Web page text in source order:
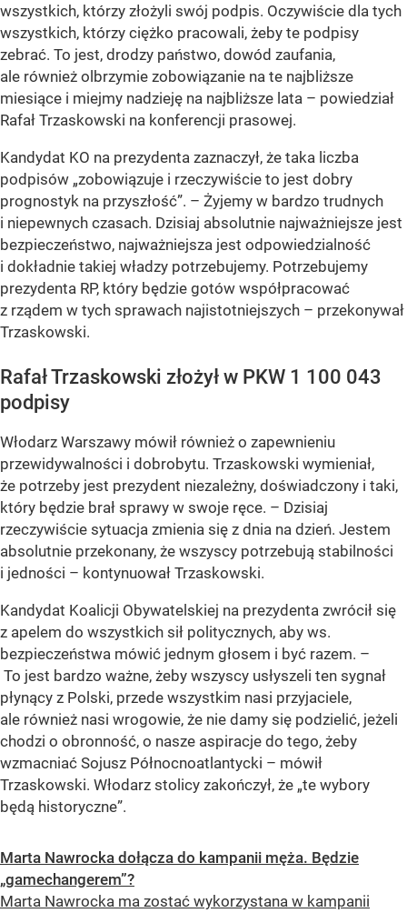
wszystkich, którzy złożyli swój podpis. Oczywiście dla tych
wszystkich, którzy ciężko pracowali, żeby te podpisy
zebrać. To jest, drodzy państwo, dowód zaufania,
ale również olbrzymie zobowiązanie na te najbliższe
miesiące i miejmy nadzieję na najbliższe lata – powiedział
Rafał Trzaskowski na konferencji prasowej.
Kandydat KO na prezydenta zaznaczył, że taka liczba
podpisów „zobowiązuje i rzeczywiście to jest dobry
prognostyk na przyszłość”. – Żyjemy w bardzo trudnych
i niepewnych czasach. Dzisiaj absolutnie najważniejsze jest
bezpieczeństwo, najważniejsza jest odpowiedzialność
i dokładnie takiej władzy potrzebujemy. Potrzebujemy
prezydenta RP, który będzie gotów współpracować
z rządem w tych sprawach najistotniejszych – przekonywał
Trzaskowski.
Rafał Trzaskowski złożył w PKW 1 100 043
podpisy
Włodarz Warszawy mówił również o zapewnieniu
przewidywalności i dobrobytu. Trzaskowski wymieniał,
że potrzeby jest prezydent niezależny, doświadczony i taki,
który będzie brał sprawy w swoje ręce. – Dzisiaj
rzeczywiście sytuacja zmienia się z dnia na dzień. Jestem
absolutnie przekonany, że wszyscy potrzebują stabilności
i jedności – kontynuował Trzaskowski.
Kandydat Koalicji Obywatelskiej na prezydenta zwrócił się
z apelem do wszystkich sił politycznych, aby ws.
bezpieczeństwa mówić jednym głosem i być razem. –
To jest bardzo ważne, żeby wszyscy usłyszeli ten sygnał
płynący z Polski, przede wszystkim nasi przyjaciele,
ale również nasi wrogowie, że nie damy się podzielić, jeżeli
chodzi o obronność, o nasze aspiracje do tego, żeby
wzmacniać Sojusz Północnoatlantycki – mówił
Trzaskowski. Włodarz stolicy zakończył, że „te wybory
będą historyczne”.
Marta Nawrocka dołącza do kampanii męża. Będzie
„gamechangerem”?
Marta Nawrocka ma zostać wykorzystana w kampanii